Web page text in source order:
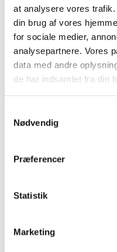
at analysere vores
din brug af vores
for sociale medier,
analysepartnere. Vores
data med andre
de har indsamlet fra din
Nødvendig
Præferencer
Statistik
Marketing
1 ciabattabrød
Olivenolie
Fremgangsmåde
Start med at hakke
og chili til det bliver
Skrue lidt ned og
Tilsæt paprika,
høj varme og rør godt
Lad det simre i 10